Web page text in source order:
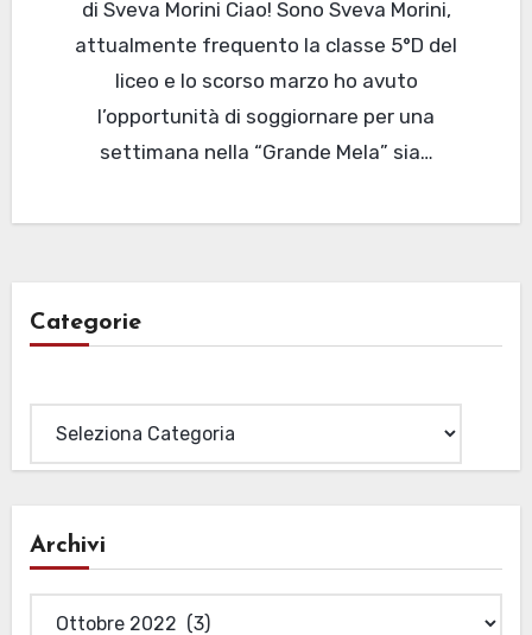
di Sveva Morini Ciao! Sono Sveva Morini,
attualmente frequento la classe 5°D del
liceo e lo scorso marzo ho avuto
l’opportunità di soggiornare per una
settimana nella “Grande Mela” sia…
Categorie
Archivi